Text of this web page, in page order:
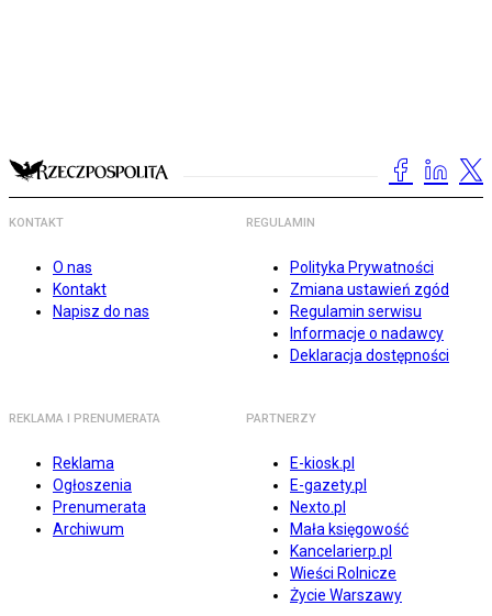
KONTAKT
O nas
Kontakt
Napisz do nas
REGULAMIN
Polityka Prywatności
Zmiana ustawień zgód
Regulamin serwisu
Informacje o nadawcy
Deklaracja dostępności
REKLAMA I PRENUMERATA
Reklama
Ogłoszenia
Prenumerata
Archiwum
PARTNERZY
E-kiosk.pl
E-gazety.pl
Nexto.pl
Mała księgowość
Kancelarierp.pl
Wieści Rolnicze
Życie Warszawy